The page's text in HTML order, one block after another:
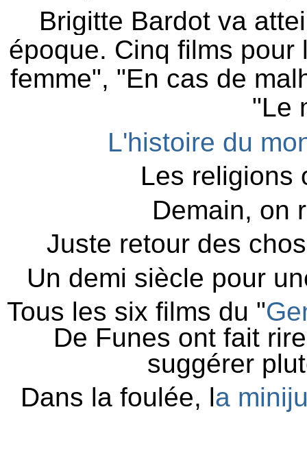
Brigitte Bardot va
époque. Cinq films
femme", "En cas de
"Le
L'histoire du
Les religions
Demain, on
Juste retour des
Un demi siècle pour
Tous les six films du "
De Funes ont fait
suggérer
Dans la foulée, la